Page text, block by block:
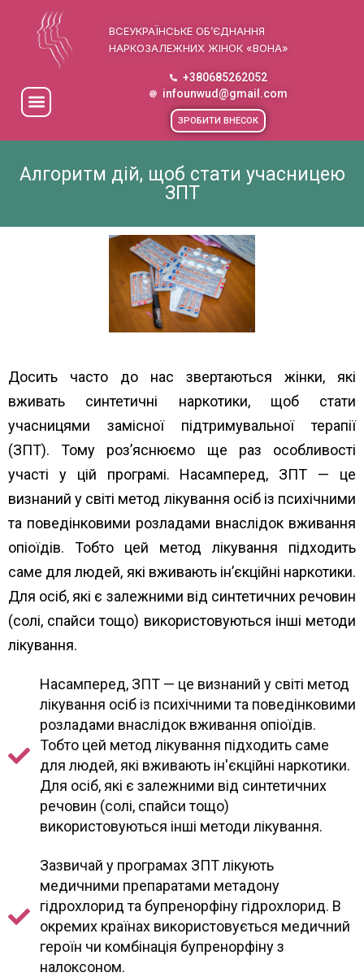
ВСЕУКРАЇНСЬКЕ ОБ’ЄДНАННЯ
НАРКОЗАЛЕЖНИХ ЖІНОК «ВОНА»
+380685262052
infounwud@gmail.com
ЗРОБИТИ ВНЕСОК
Алгоритм дій, щоб стати учасницею
ЗПТ
Досить часто до нас звертаються жінки, які
вживать синтетичні наркотики, щоб стати
учасницями замісної підтримувальної терапії
(ЗПТ). Тому роз’яснюємо ще раз особливості
участі у цій програмі. Насамперед, ЗПТ — це
визнаний у світі метод лікування осіб із психічними
та поведінковими розладами внаслідок вживання
опіоїдів. Тобто цей метод лікування підходить
саме для людей, які вживають ін’єкційні наркотики.
Для осіб, які є залежними від синтетичних речовин
(солі, спайси тощо) використовуються інші методи
лікування.
Насамперед, ЗПТ — це визнаний у світі метод
лікування осіб із психічними та поведінковими
розладами внаслідок вживання опіоїдів.
Тобто цей метод лікування підходить саме
для людей, які вживають ін'єкційні наркотики.
Для осіб, які є залежними від синтетичних
речовин (солі, спайси тощо)
використовуються інші методи лікування.
Зазвичай у програмах ЗПТ лікують
медичними препаратами метадону
гідрохлорид та бупренорфіну гідрохлорид. В
окремих країнах використовується медичний
героїн чи комбінація бупренорфіну з
налоксоном.